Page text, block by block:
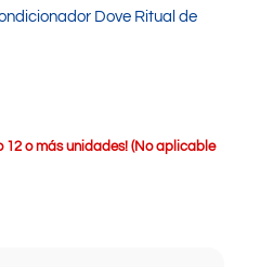
Dove Ritual de
12 o más unidades! (No aplicable